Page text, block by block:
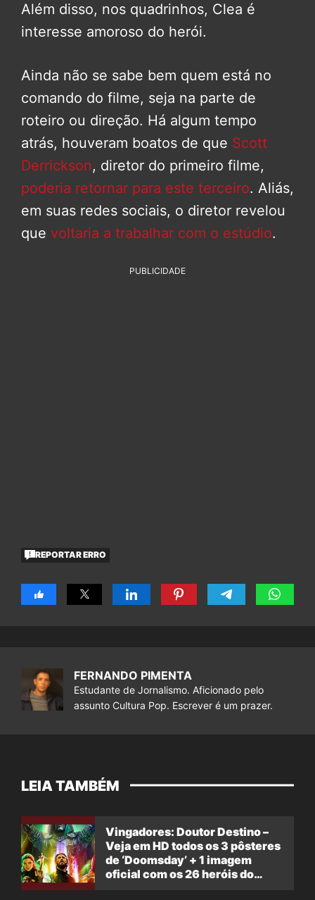
Além disso, nos quadrinhos, Clea é
interesse amoroso do herói.
Ainda não se sabe bem quem está no
comando do filme, seja na parte de
roteiro ou direção. Há algum tempo
atrás, houveram boatos de que Scott
Derrickson, diretor do primeiro filme,
poderia retornar para este terceiro. Aliás,
em suas redes sociais, o diretor revelou
que voltaria a trabalhar com o estúdio.
PUBLICIDADE
REPORTAR ERRO
FERNANDO PIMENTA
Estudante de Jornalismo. Aficionado pelo
assunto Cultura Pop. Escrever é um prazer.
LEIA TAMBÉM
Vingadores: Doutor Destino –
Veja em HD todos os 3 pôsteres
de ‘Doomsday’ + 1 imagem
oficial com os 26 heróis do